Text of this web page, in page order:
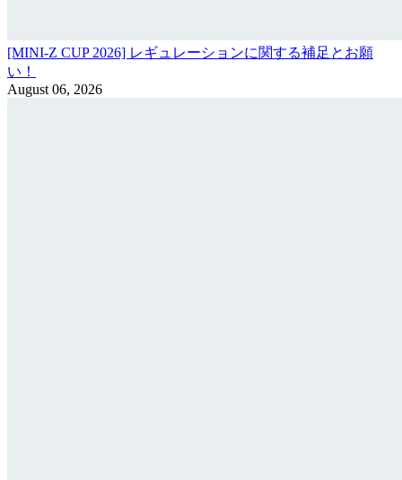
[MINI-Z CUP 2026] レギュレーションに関する補足とお願
い！
August 06, 2026